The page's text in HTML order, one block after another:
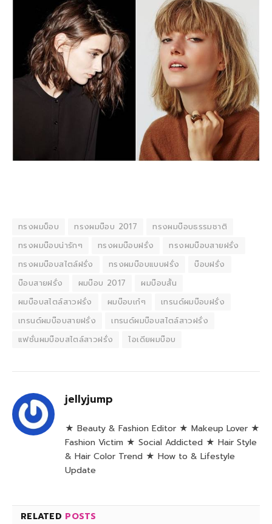
ทรงผมบ็อบ ทรงผมบ๊อบ 2017
ทรงผมบ๊อบธรรมชาติ
ทรงผมบ๊อบน่ารักๆ
ทรงผมบ๊อบฝรั่ง
ทรงผมบ๊อบสายฝรั่ง
ทรงผมบ๊อบสไตล์ฝรั่ง
ทรงผมบ๊อบแบบฝรั่ง
บ๊อบฝรั่ง
บ๊อบสายฝรั่ง
ผมบ๊อบ 2017
ผมบ๊อบสั้น
ผมบ๊อบสไตล์สาวฝรั่ง
ผมบ๊อบเก๋ๆ
เทรนด์ผมบ๊อบฝรั่ง
เทรนด์ผมบ๊อบสายฝรั่ง
เทรนด์ผมบ๊อบสไตล์สาวฝรั่ง
แฟชั่นผมบ๊อบสไตล์สาวฝรั่ง
ไอเดียผมบ๊อบ
jellyjump
★ Beauty & Fashion Editor ★ Makeup Lover ★
Fashion Victim ★ Social Addicted ★ Hair Style
& Hair Color Trend ★ How to & Lifestyle
Update
RELATED POSTS